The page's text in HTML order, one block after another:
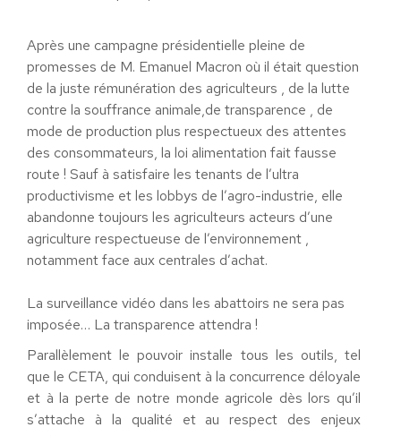
Après une campagne présidentielle pleine de
promesses de M. Emanuel Macron où il était question
de la juste rémunération des agriculteurs , de la lutte
contre la souffrance animale,de transparence , de
mode de production plus respectueux des attentes
des consommateurs, la loi alimentation fait fausse
route ! Sauf à satisfaire les tenants de l’ultra
productivisme et les lobbys de l’agro-industrie, elle
abandonne toujours les agriculteurs acteurs d’une
agriculture respectueuse de l’environnement ,
notamment face aux centrales d’achat.
La surveillance vidéo dans les abattoirs ne sera pas
imposée… La transparence attendra !
Parallèlement le pouvoir installe tous les outils, tel
que le CETA, qui conduisent à la concurrence déloyale
et à la perte de notre monde agricole dès lors qu’il
s’attache à la qualité et au respect des enjeux